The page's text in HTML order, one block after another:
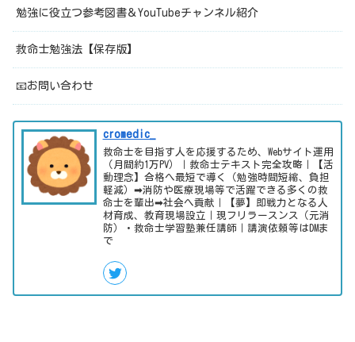
勉強に役立つ参考図書＆YouTubeチャンネル紹介
救命士勉強法【保存版】
📧お問い合わせ
cromedic_
救命士を目指す人を応援するため、Webサイト運用
（月間約1万PV）｜救命士テキスト完全攻略｜【活
動理念】合格へ最短で導く（勉強時間短縮、負担
軽減）➡消防や医療現場等で活躍できる多くの救
命士を輩出➡社会へ貢献｜【夢】即戦力となる人
材育成、教育現場設立｜現フリラースンス（元消
防）・救命士学習塾兼任講師｜講演依頼等はDMま
で